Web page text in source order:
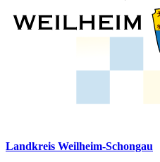
Landkreis Weilheim-Schongau